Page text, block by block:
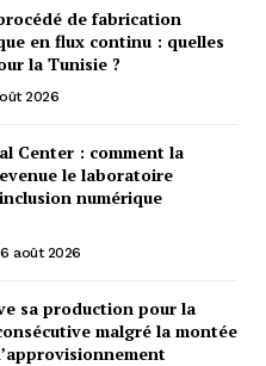
de fabrication
en flux continu : quelles
la Tunisie ?
2026
Center : comment la
le laboratoire
numérique
6 août 2026
sa production pour la
malgré la montée